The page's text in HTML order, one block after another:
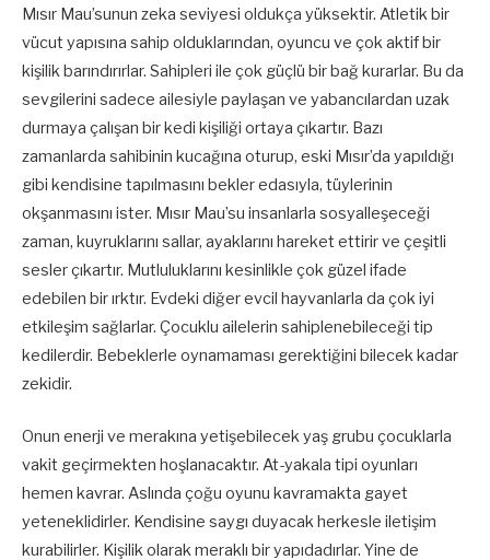
Mısır Mau’sunun zeka seviyesi oldukça yüksektir. Atletik bir
vücut yapısına sahip olduklarından, oyuncu ve çok aktif bir
kişilik barındırırlar. Sahipleri ile çok güçlü bir bağ kurarlar. Bu da
sevgilerini sadece ailesiyle paylaşan ve yabancılardan uzak
durmaya çalışan bir kedi kişiliği ortaya çıkartır. Bazı
zamanlarda sahibinin kucağına oturup, eski Mısır’da yapıldığı
gibi kendisine tapılmasını bekler edasıyla, tüylerinin
okşanmasını ister. Mısır Mau’su insanlarla sosyalleşeceği
zaman, kuyruklarını sallar, ayaklarını hareket ettirir ve çeşitli
sesler çıkartır. Mutluluklarını kesinlikle çok güzel ifade
edebilen bir ırktır. Evdeki diğer evcil hayvanlarla da çok iyi
etkileşim sağlarlar. Çocuklu ailelerin sahiplenebileceği tip
kedilerdir. Bebeklerle oynamaması gerektiğini bilecek kadar
zekidir.
Onun enerji ve merakına yetişebilecek yaş grubu çocuklarla
vakit geçirmekten hoşlanacaktır. At-yakala tipi oyunları
hemen kavrar. Aslında çoğu oyunu kavramakta gayet
yeteneklidirler. Kendisine saygı duyacak herkesle iletişim
kurabilirler. Kişilik olarak meraklı bir yapıdadırlar. Yine de